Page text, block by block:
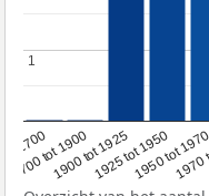
1700
1700 tot 1900
1900 tot 19251925 tot 1950
1950 tot
1
1